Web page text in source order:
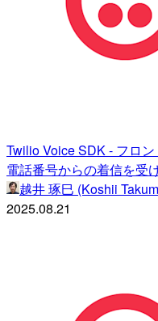
Twilio Voice SDK - フロ
電話番号からの着信を受
越井 琢巳 (Koshii
2025.08.21